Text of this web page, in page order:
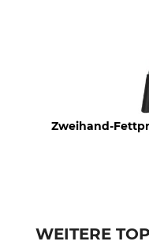
Zweihand-
WEITERE